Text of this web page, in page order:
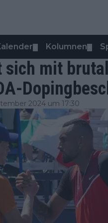
Kolumnen
sich mit
2024 um 17:30